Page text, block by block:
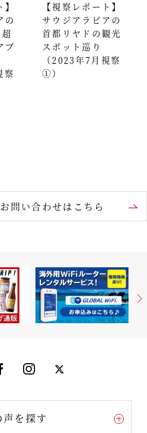
の
ブ
察
【視察レポート】
サウジアラビアの
首都リヤドの観光
スポット巡り
（2023年7月視察
①）
問い合わせはこちら
を探す